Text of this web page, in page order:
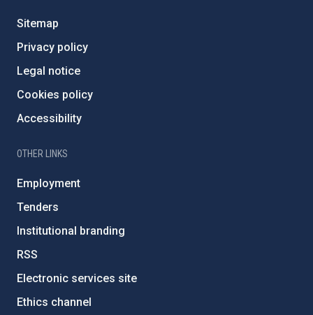
Sitemap
Privacy policy
Legal notice
Cookies policy
Accessibility
OTHER LINKS
Employment
Tenders
Institutional branding
RSS
Electronic services site
Ethics channel